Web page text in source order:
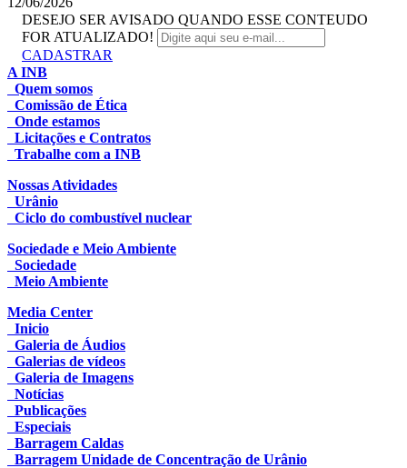
DESEJO SER AVISADO QUANDO ESSE CONTEUDO
FOR ATUALIZADO!
CADASTRAR
A INB
Quem somos
Comissão de Ética
Onde estamos
Licitações e Contratos
Trabalhe com a INB
Nossas Atividades
Urânio
Ciclo do combustível nuclear
Sociedade e Meio Ambiente
Sociedade
Meio Ambiente
Media Center
Inicio
Galeria de Áudios
Galerias de vídeos
Galeria de Imagens
Notícias
Publicações
Especiais
Barragem Caldas
Barragem Unidade de Concentração de Urânio